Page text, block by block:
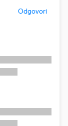
Odgovori